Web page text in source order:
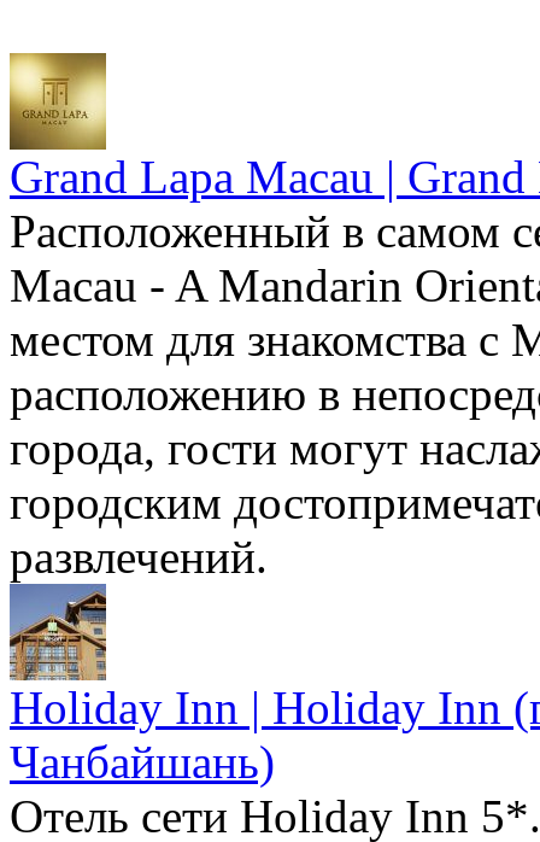
Grand Lapa Macau |
Расположенный в самом
Macau - A Mandarin
местом для знакомства с
расположению в
города, гости могут
городским
развлечений.
Holiday Inn | Holiday Inn
Чанбайшань)
Отель сети Holiday Inn